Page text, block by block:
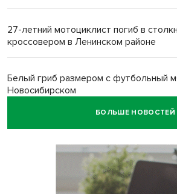
27-летний мотоциклист погиб в
кроссовером в Ленинском районе
Белый гриб размером с футбольный
Новосибирском
Спортсмены Новосибирска сдали
Фейковые письма о защите от БПЛА
предприятиям Новосибирска
БОЛЬШЕ НОВОСТЕЙ